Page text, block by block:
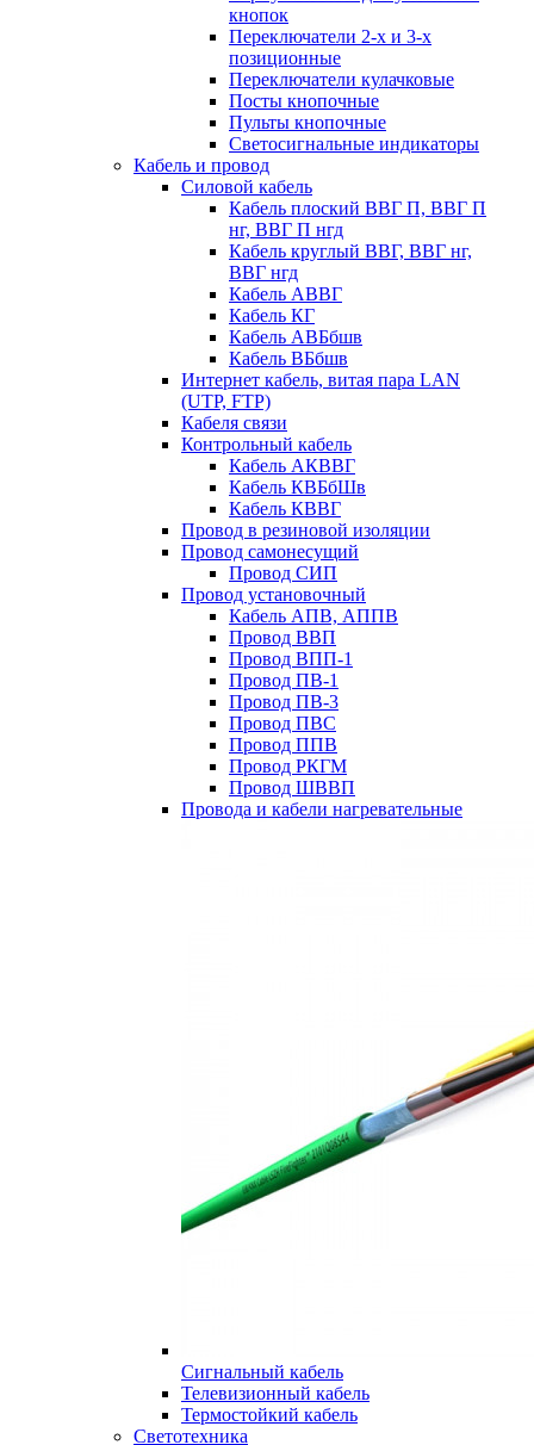
кнопок
Переключатели 2-х и 3-х
позиционные
Переключатели кулачковые
Посты кнопочные
Пульты кнопочные
Светосигнальные индикаторы
Кабель и провод
Силовой кабель
Кабель плоский ВВГ П, ВВГ П
нг, ВВГ П нгд
Кабель круглый ВВГ, ВВГ нг,
ВВГ нгд
Кабель АВВГ
Кабель КГ
Кабель АВБбшв
Кабель ВБбшв
Интернет кабель, витая пара LAN
(UTP, FTP)
Кабеля связи
Контрольный кабель
Кабель АКВВГ
Кабель КВБбШв
Кабель КВВГ
Провод в резиновой изоляции
Провод самонесущий
Провод СИП
Провод установочный
Кабель АПВ, АППВ
Провод ВВП
Провод ВПП-1
Провод ПВ-1
Провод ПВ-3
Провод ПВС
Провод ППВ
Провод РКГМ
Провод ШВВП
Провода и кабели нагревательные
Сигнальный кабель
Телевизионный кабель
Термостойкий кабель
Светотехника